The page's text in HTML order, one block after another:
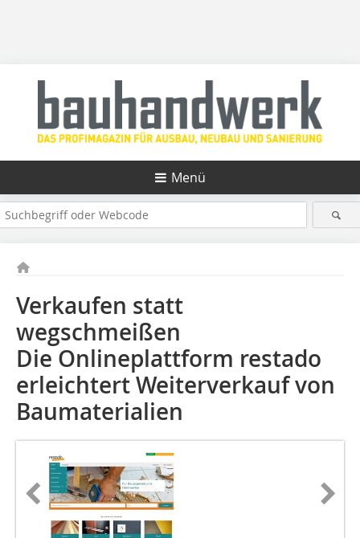
Menü
Verkaufen statt
wegschmeißen
Die Onlineplattform restado
erleichtert Weiterverkauf von
Baumaterialien